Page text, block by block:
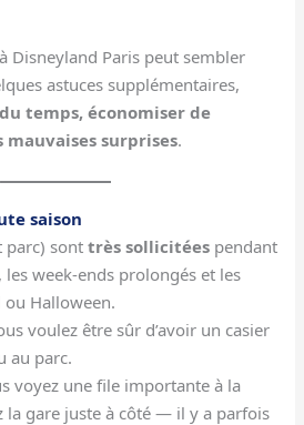
Disneyland Paris peut sembler
astuces supplémentaires,
temps, économiser de
surprises.
saison
parc) sonttrès sollicitées pendant
les week-ends prolongés et les
Halloween.
voulez être sûr d’avoir un casier
au parc.
voyez une file importante à la
la gare juste à côté — il y a parfois